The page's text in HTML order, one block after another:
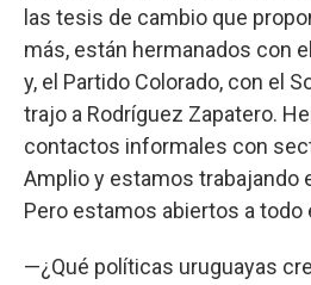
las tesis de cambio que
más, están hermanados con
y, el Partido Colorado, con el
trajo a Rodríguez Zapatero.
contactos informales con
Amplio y estamos trabajando
Pero estamos abiertos a todo
—¿Qué políticas uruguayas